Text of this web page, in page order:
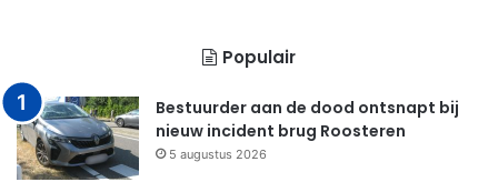
Populair
Bestuurder aan de dood ontsnapt bij
nieuw incident brug Roosteren
5 augustus 2026